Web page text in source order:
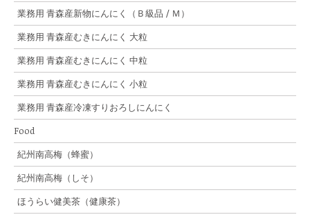
業務用 青森産新物にんにく（Ｂ級品 / Ｍ）
業務用 青森産むきにんにく 大粒
業務用 青森産むきにんにく 中粒
業務用 青森産むきにんにく 小粒
業務用 青森産冷凍すりおろしにんにく
Food
紀州南高梅（蜂蜜）
紀州南高梅（しそ）
ほうらい健美茶（健康茶）